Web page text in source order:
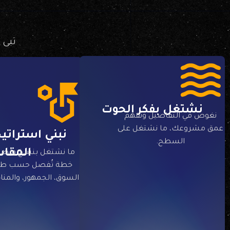
نبني
ما نشتغل بنسخ
خطة تُفصل حسب
السوق، الجمهور،
نشتغل بفكر الحوت
نغوص في التفاصيل ونفهم
عمق مشروعك، ما نشتغل على
السطح.